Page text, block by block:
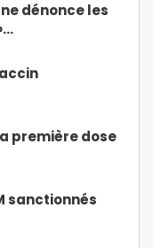
dénonce les
première dose
sanctionnés